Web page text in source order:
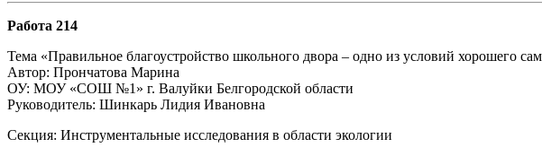
Работа 214
Тема «Правильное благоустройство школьного двора – одно из условий хорошего
Автор: Прончатова Марина
ОУ: МОУ «СОШ №1» г. Валуйки Белгородской области
Руководитель: Шинкарь Лидия Ивановна
Секция: Инструментальные исследования в области экологии